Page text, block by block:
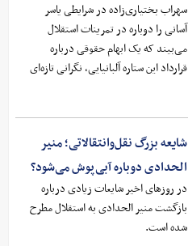
سهراب بختیاری‌زاده در شرایطی یاسر
آسانی را دوباره در تمرینات استقلال
می‌بیند که یک ابهام حقوقی درباره
قرارداد این ستاره آلبانیایی، نگرانی تازه‌ای
شایعه بزرگ نقل‌وانتقالاتی؛ منیر
الحدادی دوباره آبی‌پوش می‌شود؟
در روزهای اخیر شایعات زیادی درباره
بازگشت منیر الحدادی به استقلال مطرح
شده است.